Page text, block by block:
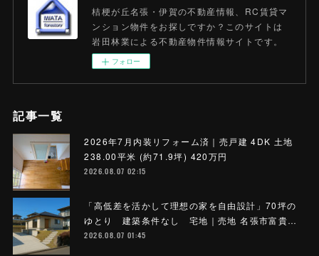
桔梗が丘名張・伊賀の不動産情報、RC賃貸マ
ンション物件をお探しですか？このサイトは
岩田林業による不動産物件情報サイトです。
フォロー
記事一覧
2026年7月内装リフォーム済｜売戸建 4DK 土地
238.00平米 (約71.9坪) 420万円
2026.08.07 02:15
「高低差を活かして理想の家を自由設計」70坪の
ゆとり 建築条件なし 宅地｜売地 名張市富貴…
2026.08.07 01:45